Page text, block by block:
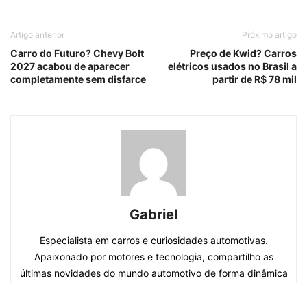
Artigo anterior
Carro do Futuro? Chevy Bolt
2027 acabou de aparecer
completamente sem disfarce
Próximo artigo
Preço de Kwid? Carros
elétricos usados no Brasil a
partir de R$ 78 mil
Gabriel
Especialista em carros e curiosidades automotivas.
Apaixonado por motores e tecnologia, compartilho as
últimas novidades do mundo automotivo de forma dinâmica